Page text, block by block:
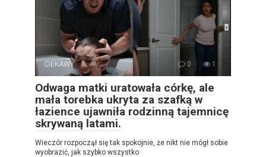
CIEKAWY 0 1
Odwaga matki uratowała córkę, ale
mała torebka ukryta za szafką w
łazience ujawniła rodzinną tajemnicę
skrywaną latami.
Wieczór rozpoczął się tak spokojnie, że nikt nie mógł sobie
wyobrazić, jak szybko wszystko